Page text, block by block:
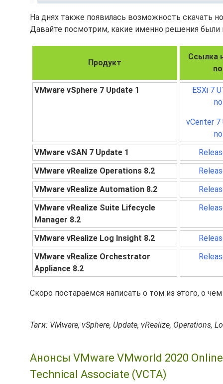
На днях также появилась возможность скачать
Давайте посмотрим, какие именно решения
Продукт
Ссылка
VMware vSphere 7 Update 1
ESXi 7
vCenter 7
VMware vSAN 7 Update 1
VMware vRealize Operations 8.2
VMware vRealize Automation 8.2
VMware vRealize Suite Lifecycle
Manager 8.2
VMware vRealize Log Insight 8.2
VMware vRealize Orchestrator
Appliance 8.2
Скоро постараемся написать о том из этого, о
Таги: VMware, vSphere, Update, vRealize, Operations,
Анонсы VMware VMworld 2020
Technical Associate (VCTA)